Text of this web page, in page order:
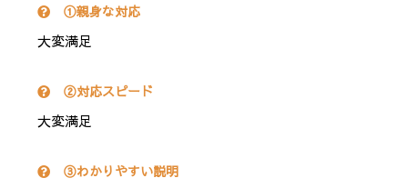
①親身な対応
大変満足
②対応スピード
大変満足
③わかりやすい説明